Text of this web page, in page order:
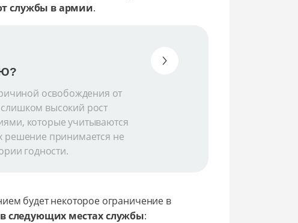
службы в армии.
освобождения от
высокий рост
которые учитываются
решение принимается не
годности.
будет некоторое ограничение в
следующих местах службы: